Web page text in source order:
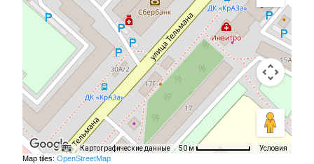
Картографические данные 50 м Условия
Map tiles: OpenStreetMap